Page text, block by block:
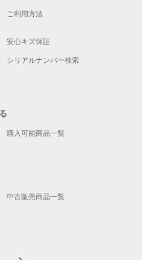
ご利用方法
安心キズ保証
シリアルナンバー検索
購入可能商品一覧
中古販売商品一覧